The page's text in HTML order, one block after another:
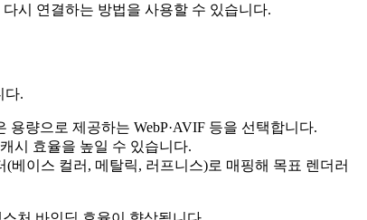
시 연결하는 방법을 사용할 수 있습니다.
다.
량으로 제공하는 WebP·AVIF 등을 선택합니다.
시 효율을 높일 수 있습니다.
베이스 컬러, 메탈릭, 러프니스)로 매핑해 목표 렌더러